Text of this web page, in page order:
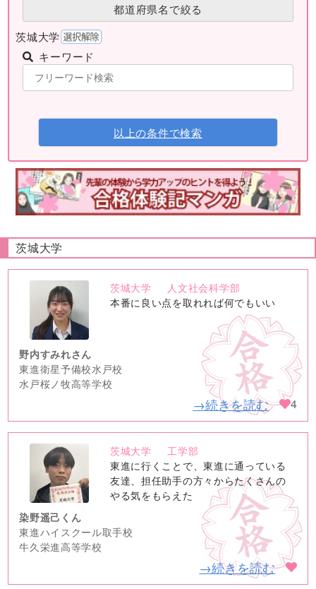
都道府県名で絞る
茨城大学
キーワード
以上の条件で検索
茨城大学
no
image
茨城大学
人文社会科学部
本番に良い点を取れれば何でもいい
野内すみれさん
東進衛星予備校水戸校
水戸桜ノ牧高等学校
→続きを読む 4
no
image
茨城大学
工学部
東進に行くことで、東進に通っている
友達、担任助手の方々からたくさんの
やる気をもらえた
染野遥己くん
東進ハイスクール取手校
牛久栄進高等学校
→続きを読む